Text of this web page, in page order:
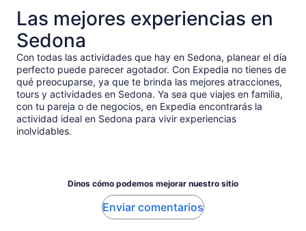
Las mejores experiencias en
Sedona
Con todas las actividades que hay en Sedona, planear el día
perfecto puede parecer agotador. Con Expedia no tienes de
qué preocuparse, ya que te brinda las mejores atracciones,
tours y actividades en Sedona. Ya sea que viajes en familia,
con tu pareja o de negocios, en Expedia encontrarás la
actividad ideal en Sedona para vivir experiencias
inolvidables.
Dinos cómo podemos mejorar nuestro sitio
Enviar comentarios